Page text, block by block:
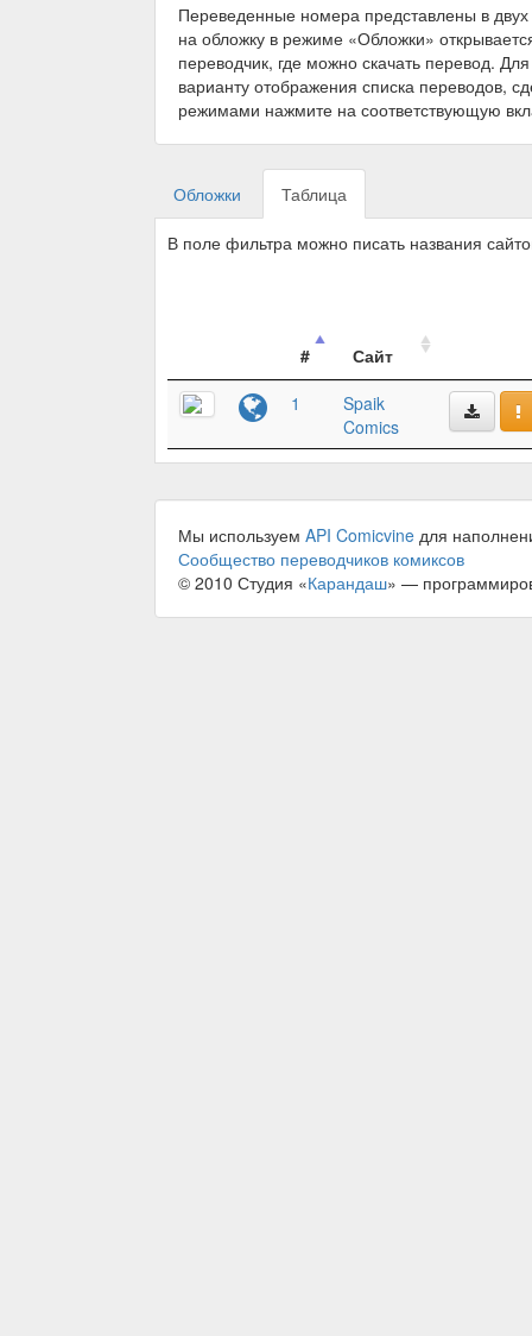
Переведенные номера представлены в
на обложку в режиме «Обложки»
переводчик, где можно скачать перевод.
варианту отображения списка переводов,
режимами нажмите на соответствующую
Обложки Таблица
В поле фильтра можно писать названия
#
Сайт
1
Spaik
Comics
Мы используем API Comicvine для
Сообщество переводчиков комиксов
© 2010 Студия «Карандаш» —